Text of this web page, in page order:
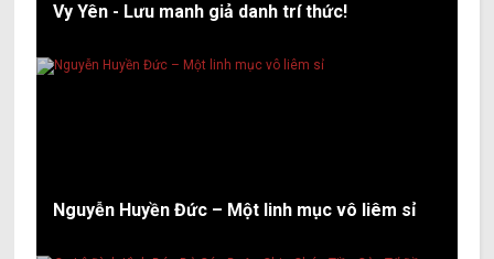
Vy Yên - Lưu manh giả danh trí thức!
Nguyễn Huyền Đức – Một linh mục vô liêm sỉ